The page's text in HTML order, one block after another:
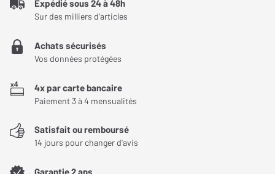
Les vis sont fragile
Parfait
Avez-vous trouvé cet avis utile ?
OUI (0) NON (0
Expédié sous 24 à 48h
Sur des milliers d'articles
Achats sécurisés
Vos données protégées
4x par carte bancaire
Paiement 3 à 4 mensualités
Satisfait ou remboursé
14 jours pour changer d'avis
Garantie 2 ans